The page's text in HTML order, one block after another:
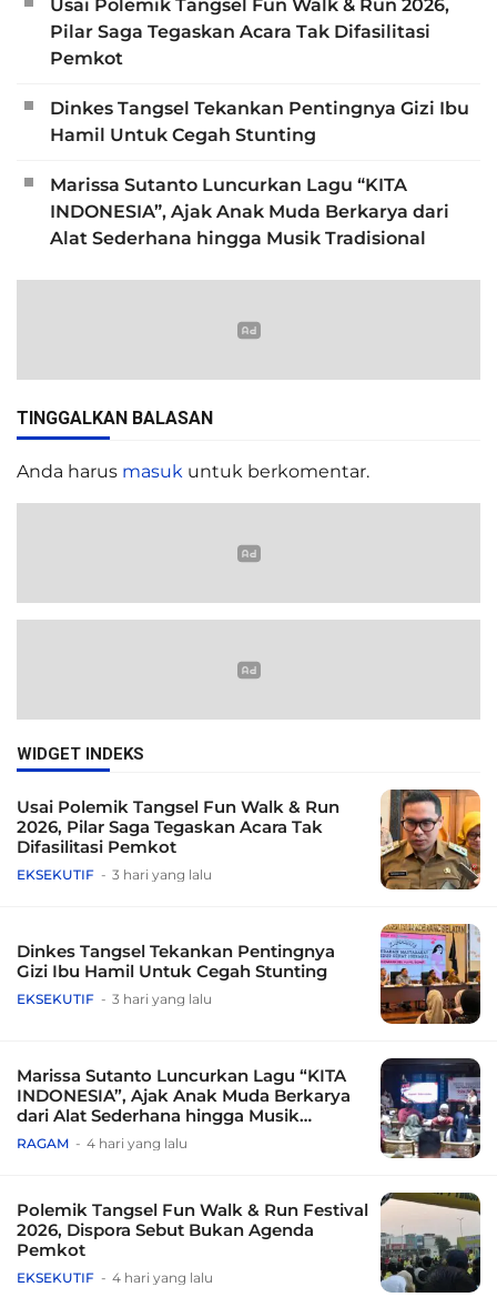
Usai Polemik Tangsel Fun Walk & Run 2026,
Pilar Saga Tegaskan Acara Tak Difasilitasi
Pemkot
Dinkes Tangsel Tekankan Pentingnya Gizi Ibu
Hamil Untuk Cegah Stunting
Marissa Sutanto Luncurkan Lagu “KITA
INDONESIA”, Ajak Anak Muda Berkarya dari
Alat Sederhana hingga Musik Tradisional
TINGGALKAN BALASAN
Anda harus masuk untuk berkomentar.
WIDGET INDEKS
Usai Polemik Tangsel Fun Walk & Run
2026, Pilar Saga Tegaskan Acara Tak
Difasilitasi Pemkot
EKSEKUTIF 3 hari yang lalu
Dinkes Tangsel Tekankan Pentingnya
Gizi Ibu Hamil Untuk Cegah Stunting
EKSEKUTIF 3 hari yang lalu
Marissa Sutanto Luncurkan Lagu “KITA
INDONESIA”, Ajak Anak Muda Berkarya
dari Alat Sederhana hingga Musik
Tradisional
RAGAM 4 hari yang lalu
Polemik Tangsel Fun Walk & Run Festival
2026, Dispora Sebut Bukan Agenda
Pemkot
EKSEKUTIF 4 hari yang lalu